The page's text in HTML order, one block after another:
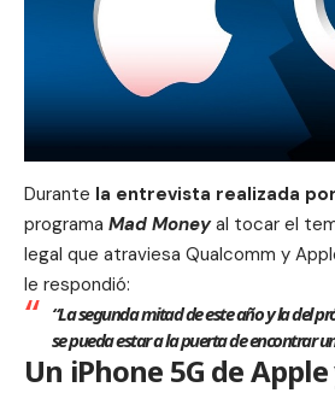
Durante la entrevista realizada
programa Mad Moneyal tocar el
legal que atraviesa Qualcomm y
le respondió:
“La segunda mitad de este año y la del
se pueda estar a la puerta de encontrar
Un iPhone 5G de